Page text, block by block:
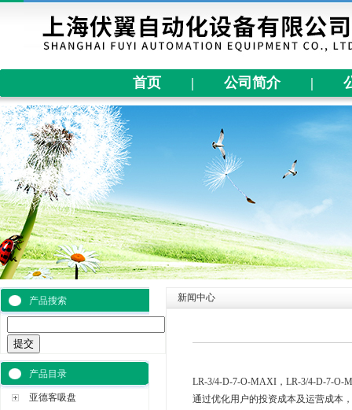
首页 | 公司简介 |
产品搜索
产品目录
亚德客吸盘
新闻中心
LR-3/4-D-7-O-MAXI，LR-3/4-D-7-O-
通过优化用户的投资成本及运营成本